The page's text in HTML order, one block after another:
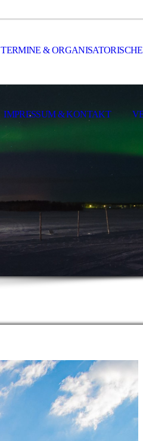
TERMINE &
IMPRESSUM & KONTAKT